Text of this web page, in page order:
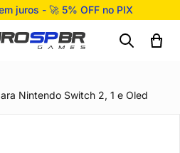
juros - 🚀 5% OFF no PIX
Nintendo Switch 2, 1 e Oled